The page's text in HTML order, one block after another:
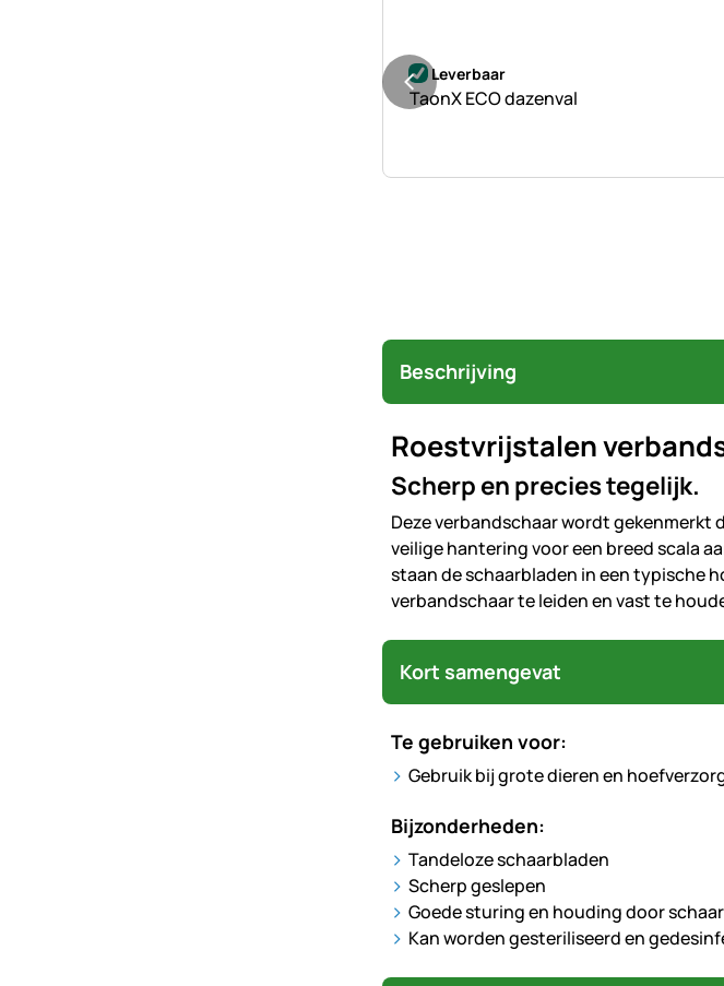
Nog geen beoordelingen geplaatst
Leverbaar
TaonX ECO dazenval
Beschrijving
Roestvrijstalen
Scherp en precies tegelijk.
Deze verbandschaar wordt
veilige hantering voor een breed scala
staan de schaarbladen in een typische
verbandschaar te leiden en vast te
Kort samengevat
Te gebruiken voor:
Gebruik bij grote dieren en
Bijzonderheden:
Tandeloze schaarbladen
Scherp geslepen
Goede sturing en houding door
Kan worden gesteriliseerd en